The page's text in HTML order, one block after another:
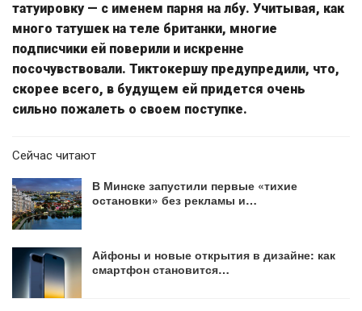
татуировку — с именем парня на лбу. Учитывая, как
много татушек на теле британки, многие
подписчики ей поверили и искренне
посочувствовали. Тиктокершу предупредили, что,
скорее всего, в будущем ей придется очень
сильно пожалеть о своем поступке.
Сейчас читают
В Минске запустили первые «тихие
остановки» без рекламы и…
Айфоны и новые открытия в дизайне: как
смартфон становится…